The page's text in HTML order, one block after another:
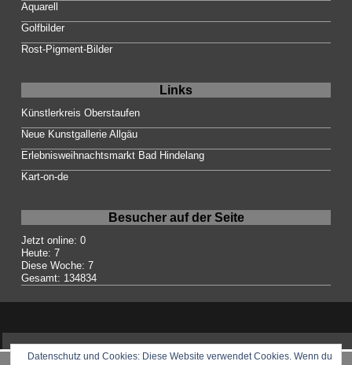
Aquarell
Golfbilder
Rost-Pigment-Bilder
Links
Künstlerkreis Oberstaufen
Neue Kunstgallerie Allgäu
Erlebnisweihnachtsmarkt Bad Hindelang
Kart-on-de
Besucher auf der Seite
Jetzt online: 0
Heute: 7
Diese Woche: 7
Gesamt: 134834
Datenschutz und Cookies: Diese Website verwendet Cookies. Wenn du